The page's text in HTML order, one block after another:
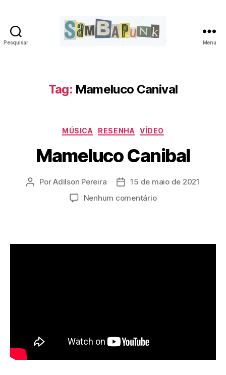
Pesquisar Menu
Tag: Mameluco Canival
Categorias
MÚSICA RESENHA VÍDEO
Mameluco Canibal
Autor
PorAdilson Pereira
Data15 de maio de 2021
Nenhum comentárioem